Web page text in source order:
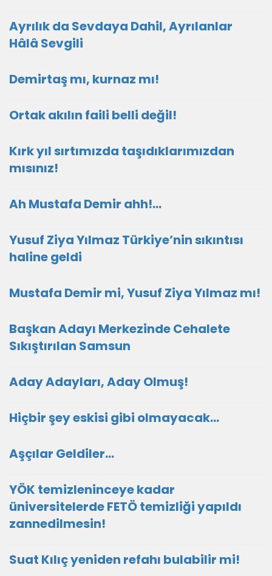
Ayrılık da Sevdaya Dahil, Ayrılanlar
Hâlâ Sevgili
Demirtaş mı, kurnaz mı!
Ortak akılın faili belli değil!
Kırk yıl sırtımızda taşıdıklarımızdan
mısınız!
Ah Mustafa Demir ahh!…
Yusuf Ziya Yılmaz Türkiye’nin sıkıntısı
haline geldi
Mustafa Demir mi, Yusuf Ziya Yılmaz mı!
Başkan Adayı Merkezinde Cehalete
Sıkıştırılan Samsun
Aday Adayları, Aday Olmuş!
Hiçbir şey eskisi gibi olmayacak…
Aşçılar Geldiler…
YÖK temizleninceye kadar
üniversitelerde FETÖ temizliği yapıldı
zannedilmesin!
Suat Kılıç yeniden refahı bulabilir mi!